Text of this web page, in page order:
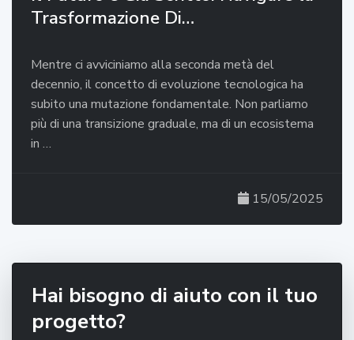
Trasformazione Di…
Mentre ci avviciniamo alla seconda metà del
decennio, il concetto di evoluzione tecnologica ha
subito una mutazione fondamentale. Non parliamo
più di una transizione graduale, ma di un ecosistema
in …
15/05/2025
Hai bisogno di aiuto con il tuo
progetto?